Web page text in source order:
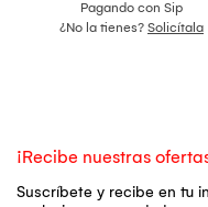
Pagando con Sip
¿No la tienes? Solicítala
¡Recibe nuestras
Suscríbete y recibe en tu